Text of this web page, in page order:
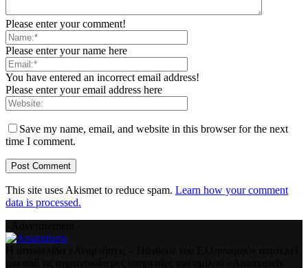
Please enter your comment!
Please enter your name here
You have entered an incorrect email address!
Please enter your email address here
Save my name, email, and website in this browser for the next
time I comment.
This site uses Akismet to reduce spam. Learn how your comment
data is processed.